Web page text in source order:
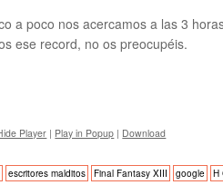
a poco nos acercamos a las 3
ese record, no os preocupéis.
Player | Play in Popup | Download
escritores malditos Final Fantasy XIII google
H